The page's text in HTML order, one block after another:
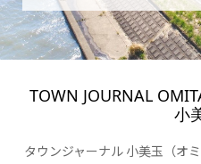
TOWN JOURNAL
小
タウンジャーナル 小美玉（オ